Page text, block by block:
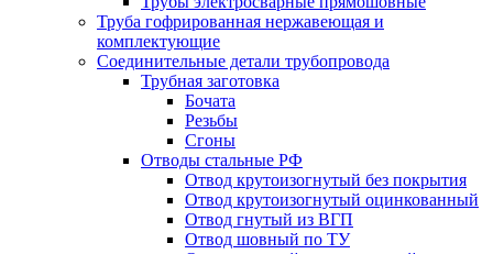
Труба гофрированная нержавеющая и
комплектующие
Соединительные детали трубопровода
Трубная заготовка
Бочата
Резьбы
Сгоны
Отводы стальные РФ
Отвод крутоизогнутый без покрытия
Отвод крутоизогнутый оцинкованный
Отвод гнутый из ВГП
Отвод шовный по ТУ